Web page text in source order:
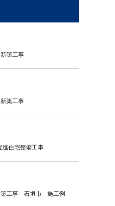
築工事
築工事
進住宅整備工事
築工事 石垣市 施工例